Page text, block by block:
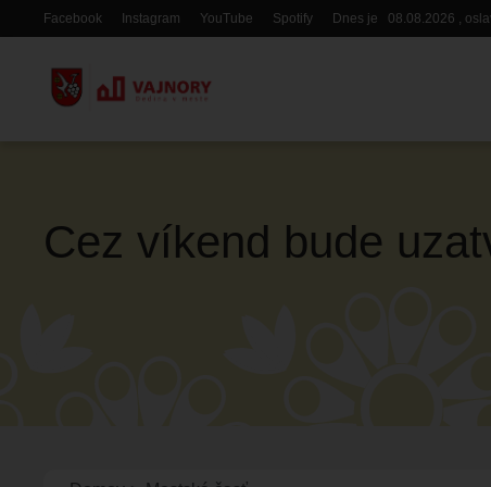
Skočiť
na
Hlavička
Facebook Instagram YouTube Spotify Dnes je 08.08.2026 ,
Cez víkend bude